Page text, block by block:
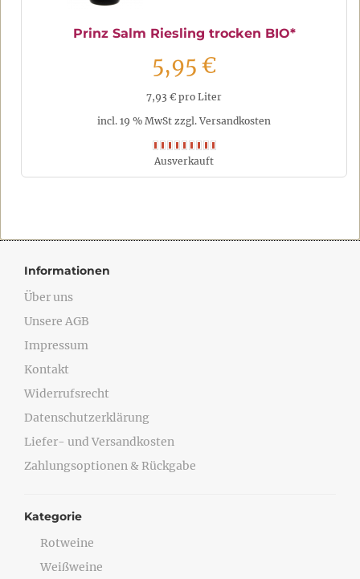
Prinz Salm Riesling trocken BIO*
5,95 €
7,93 € pro Liter
incl. 19 % MwSt zzgl. Versandkosten
Ausverkauft
Informationen
Über uns
Unsere AGB
Impressum
Kontakt
Widerrufsrecht
Datenschutzerklärung
Liefer- und Versandkosten
Zahlungsoptionen & Rückgabe
Kategorie
Rotweine
Weißweine